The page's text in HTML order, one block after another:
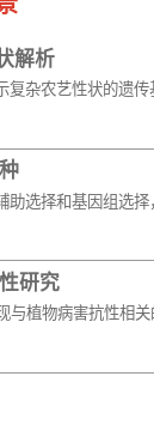
解析
复杂农艺性状的遗
助选择和基因组选择
研究
与植物病害抗性相关